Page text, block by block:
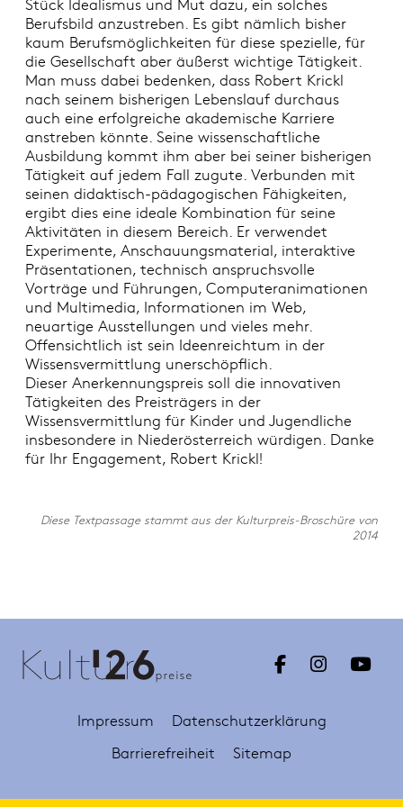
Berufsbild anzustreben. Es gibt nämlich bisher
kaum Berufsmöglichkeiten für diese spezielle, für
die Gesellschaft aber äußerst wichtige Tätigkeit.
Man muss dabei bedenken, dass Robert Krickl
nach seinem bisherigen Lebenslauf durchaus
auch eine erfolgreiche akademische Karriere
anstreben könnte. Seine wissenschaftliche
Ausbildung kommt ihm aber bei seiner bisherigen
Tätigkeit auf jedem Fall zugute. Verbunden mit
seinen didaktisch-pädagogischen Fähigkeiten,
ergibt dies eine ideale Kombination für seine
Aktivitäten in diesem Bereich. Er verwendet
Experimente, Anschauungsmaterial, interaktive
Präsentationen, technisch anspruchsvolle
Vorträge und Führungen, Computeranimationen
und Multimedia, Informationen im Web,
neuartige Ausstellungen und vieles mehr.
Offensichtlich ist sein Ideenreichtum in der
Wissensvermittlung unerschöpflich.
Dieser Anerkennungspreis soll die innovativen
Tätigkeiten des Preisträgers in der
Wissensvermittlung für Kinder und Jugendliche
insbesondere in Niederösterreich würdigen. Danke
für Ihr Engagement, Robert Krickl!
Diese Textpassage stammt aus der Kulturpreis-Broschüre von
2014
Impressum
Datenschutzerklärung
Barrierefreiheit
Sitemap